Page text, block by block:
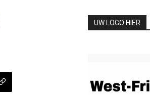
UW LOGO HIER